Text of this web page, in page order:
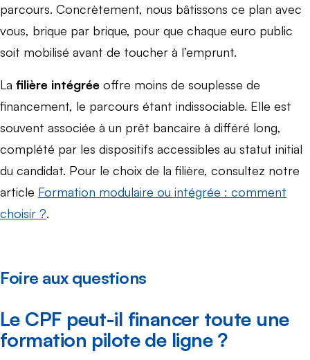
parcours. Concrètement, nous bâtissons ce plan avec
vous, brique par brique, pour que chaque euro public
soit mobilisé avant de toucher à l’emprunt.
La filière intégrée offre moins de souplesse de
financement, le parcours étant indissociable. Elle est
souvent associée à un prêt bancaire à différé long,
complété par les dispositifs accessibles au statut initial
du candidat. Pour le choix de la filière, consultez notre
article Formation modulaire ou intégrée : comment
choisir ?.
Foire aux questions
Le CPF peut-il financer toute une
formation pilote de ligne ?